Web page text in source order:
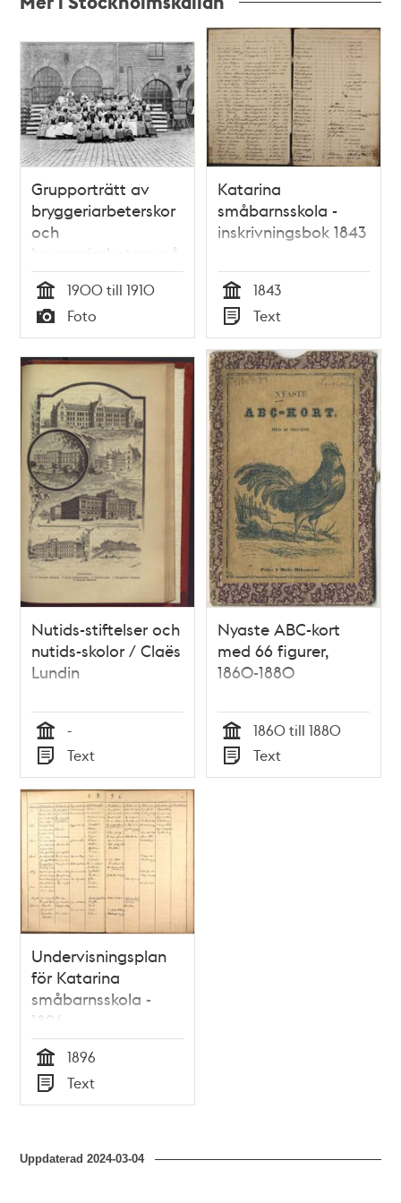
poster
och
teman
Grupporträtt av
bryggeriarbeterskor
och
bryggeriarbetare på
Münchenbryggeriet
gård.
Tid
1900 till 1910
Typ
Foto
Katarina
småbarnsskola -
inskrivningsbok 1843
Tid
1843
Typ
Text
Nutids-stiftelser och
nutids-skolor / Claës
Lundin
Tid
-
Typ
Text
Nyaste ABC-kort
med 66 figurer,
1860-1880
Tid
1860 till 1880
Typ
Text
Undervisningsplan
för Katarina
småbarnsskola -
1896
Tid
1896
Typ
Text
Uppdaterad2024-03-04